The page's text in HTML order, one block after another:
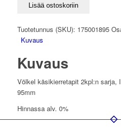
sarja,
ja
M18
pituus:
95mm
määrä
Lisää ostoskoriin
Tuotetunnus (SKU): 175001895
Kuvaus
Kuvaus
Völkel käsikierretapit 2kpl:n sarja,
95mm
Hinnassa alv. 0%